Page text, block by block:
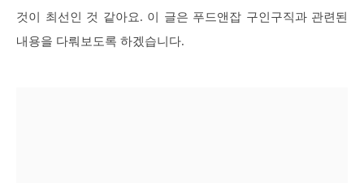
것이 최선인 것 같아요. 이 글은 푸드앤잡 구인구직과 관련된
내용을 다뤄보도록 하겠습니다.